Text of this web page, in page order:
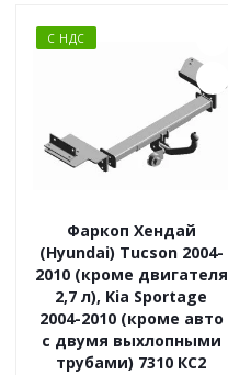
С НДС
Фаркоп Хендай
(Hyundai) Tucson 2004-
2010 (кроме двигателя
2,7 л), Kia Sportage
2004-2010 (кроме авто
с двумя выхлопными
трубами) 7310 КС2